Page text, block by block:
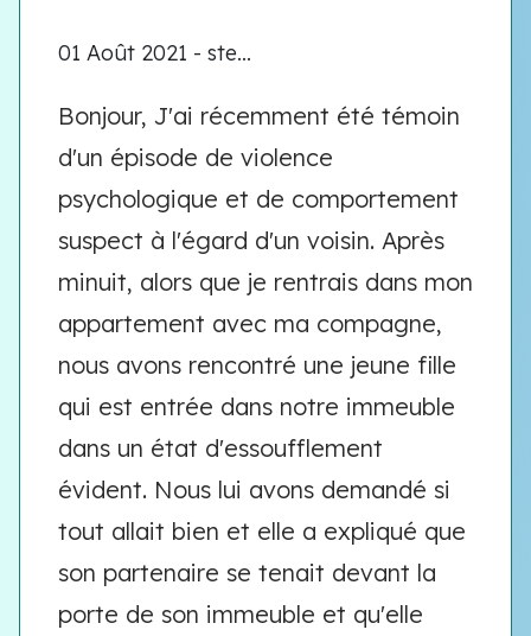
01 Août 2021 - ste...
Bonjour, J'ai récemment été témoin
d'un épisode de violence
psychologique et de comportement
suspect à l'égard d'un voisin. Après
minuit, alors que je rentrais dans mon
appartement avec ma compagne,
nous avons rencontré une jeune fille
qui est entrée dans notre immeuble
dans un état d'essoufflement
évident. Nous lui avons demandé si
tout allait bien et elle a expliqué que
son partenaire se tenait devant la
porte de son immeuble et qu'elle